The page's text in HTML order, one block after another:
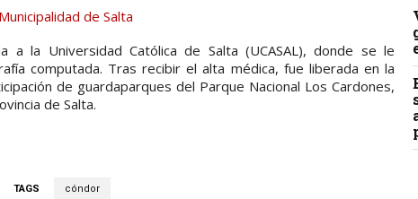
a la Universidad Católica de Salta (UCASAL), donde se le
computada. Tras recibir el alta médica, fue liberada en la
de guardaparques del Parque Nacional Los Cardones,
de Salta.
TAGS cóndor